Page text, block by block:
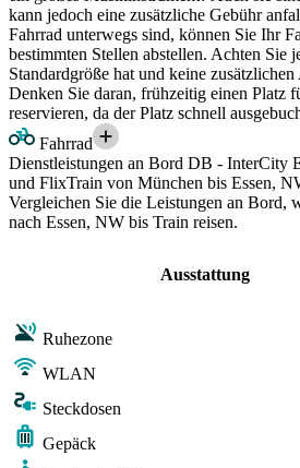
kann jedoch eine zusätzliche Gebühr
Fahrrad unterwegs sind, können Sie Ihr
bestimmten Stellen abstellen. Achten Sie
Standardgröße hat und keine
Denken Sie daran, frühzeitig einen Platz
reservieren, da der Platz schnell
Fahrrad
Dienstleistungen an Bord DB - InterCity
und FlixTrain von München bis Essen,
Vergleichen Sie die Leistungen an Bord,
nach Essen, NW bis Train reisen.
Ausstattung
Ruhezone
WLAN
Steckdosen
Gepäck